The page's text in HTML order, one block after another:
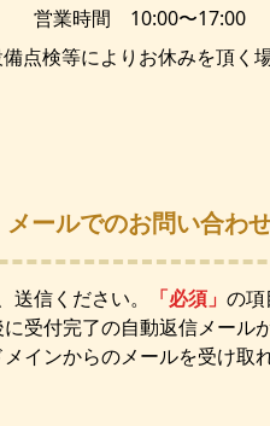
営業時間 10:00〜17:00
点検等によりお休みを頂く場
メールでのお問い合わ
信ください。 「必須」 の項
受付完了の自動返信メール
インからのメールを受け取